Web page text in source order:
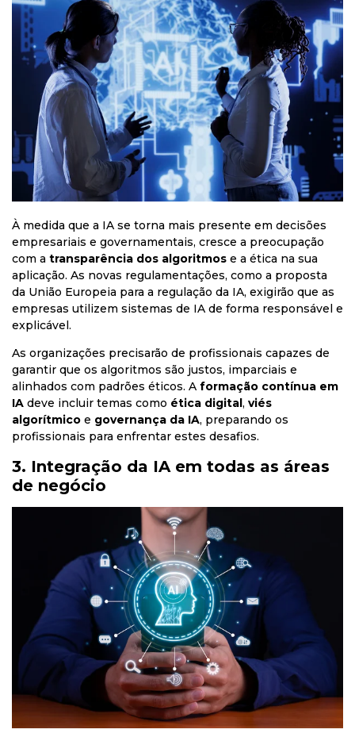
À medida que a IA se torna mais presente em decisões
empresariais e governamentais, cresce a preocupação
com a transparência dos algoritmos e a ética na sua
aplicação. As novas regulamentações, como a proposta
da União Europeia para a regulação da IA, exigirão que as
empresas utilizem sistemas de IA de forma responsável e
explicável.
As organizações precisarão de profissionais capazes de
garantir que os algoritmos são justos, imparciais e
alinhados com padrões éticos. A formação contínua em
IA deve incluir temas como ética digital, viés
algorítmico e governança da IA, preparando os
profissionais para enfrentar estes desafios.
3. Integração da IA em todas as áreas
de negócio